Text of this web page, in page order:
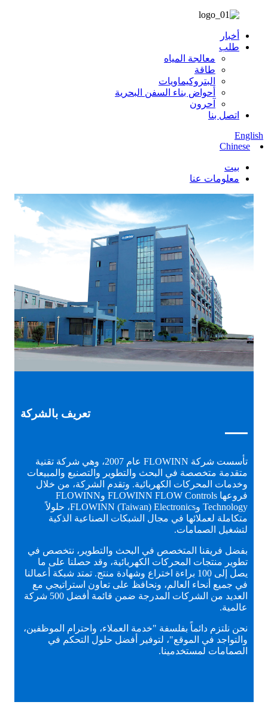
أخبار
طلب
معالجة المياه
طاقة
البتروكيماويات
أحواض بناء السفن البحرية
آحرون
اتصل بنا
English
Chinese
بيت
معلومات عنا
تعريف بالشركة
تأسست شركة FLOWINN عام 2007، وهي شركة تقنية
متقدمة متخصصة في البحث والتطوير والتصنيع والمبيعات
وخدمات المحركات الكهربائية. وتقدم الشركة، من خلال
فروعها FLOWINN FLOW Controls وFLOWINN
Technology وFLOWINN (Taiwan) Electronics، حلولاً
متكاملة لعملائها في مجال الشبكات الصناعية الذكية
لتشغيل الصمامات.
بفضل فريقنا المتخصص في البحث والتطوير، نتخصص في
تطوير منتجات المحركات الكهربائية، وقد حصلنا على ما
يصل إلى 100 براءة اختراع وشهادة منتج. تمتد شبكة أعمالنا
في جميع أنحاء العالم، ونحافظ على تعاون استراتيجي مع
العديد من الشركات المدرجة ضمن قائمة أفضل 500 شركة
عالمية.
نحن نلتزم دائماً بفلسفة "خدمة العملاء، واحترام الموظفين،
والتواجد في الموقع"، لتوفير أفضل حلول التحكم في
الصمامات لمستخدمينا.